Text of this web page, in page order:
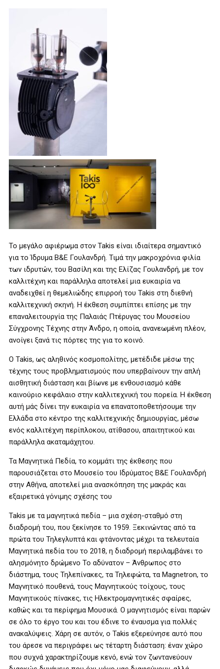
Το μεγάλο αφιέρωμα στον Takis είναι ιδιαίτερα σημαντικό
για το Ίδρυμα Β&Ε Γουλανδρή. Τιμά την μακροχρόνια φιλία
των ιδρυτών, του Βασίλη και της Ελίζας Γουλανδρή, με τον
καλλιτέχνη και παράλληλα αποτελεί μια ευκαιρία να
αναδειχθεί η θεμελιώδης επιρροή του Takis στη διεθνή
καλλιτεχνική σκηνή. Η έκθεση συμπίπτει επίσης με την
επαναλειτουργία της Παλαιάς Πτέρυγας του Μουσείου
Σύγχρονης Τέχνης στην Άνδρο, η οποία, ανανεωμένη πλέον,
ανοίγει ξανά τις πόρτες της για το κοινό.
Ο Takis, ως αληθινός κοσμοπολίτης, μετέδιδε μέσω της
τέχνης τους προβληματισμούς που υπερβαίνουν την απλή
αισθητική διάσταση και βίωνε με ενθουσιασμό κάθε
καινούριο κεφάλαιο στην καλλιτεχνική του πορεία. Η έκθεση
αυτή μάς δίνει την ευκαιρία να επανατοποθετήσουμε την
Ελλάδα στο κέντρο της καλλιτεχνικής δημιουργίας, μέσω
ενός καλλιτέχνη περίπλοκου, ατίθασου, απαιτητικού και
παράλληλα ακαταμάχητου.
Τα Μαγνητικά Πεδία, το κομμάτι της έκθεσης που
παρουσιάζεται στο Μουσείο του Ιδρύματος Β&Ε Γουλανδρή
στην Αθήνα, αποτελεί μια ανασκόπηση της μακράς και
εξαιρετικά γόνιμης σχέσης του
Takis με τα μαγνητικά πεδία – μια σχέση-σταθμό στη
διαδρομή του, που ξεκίνησε το 1959. Ξεκινώντας από τα
πρώτα του Τηλεγλυπτά και φτάνοντας μέχρι τα τελευταία
Μαγνητικά πεδία του το 2018, η διαδρομή περιλαμβάνει το
αλησμόνητο δρώμενο Το αδύνατον – Άνθρωπος στο
διάστημα, τους Τηλεπίνακες, τα Τηλεφώτα, τα Magnetron, το
Μαγνητικό πουθενά, τους Μαγνητικούς τοίχους, τους
Μαγνητικούς πίνακες, τις Ηλεκτρομαγνητικές σφαίρες,
καθώς και τα περίφημα Μουσικά. Ο μαγνητισμός είναι παρών
σε όλο το έργο του και του έδινε το έναυσμα για πολλές
ανακαλύψεις. Χάρη σε αυτόν, ο Takis εξερεύνησε αυτό που
του άρεσε να περιγράφει ως τέταρτη διάσταση: έναν χώρο
που συχνά χαρακτηρίζουμε κενό, ενώ τον ζωντανεύουν